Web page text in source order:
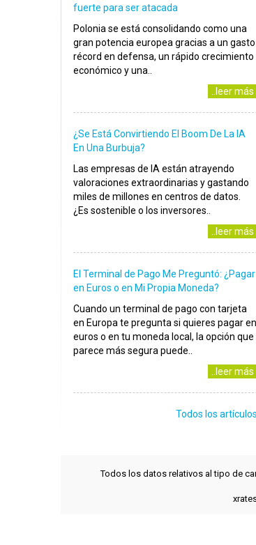
fuerte para ser atacada
Polonia se está consolidando como una
gran potencia europea gracias a un gasto
récord en defensa, un rápido crecimiento
económico y una..
..leer más
¿Se Está Convirtiendo El Boom De La IA
En Una Burbuja?
Las empresas de IA están atrayendo
valoraciones extraordinarias y gastando
miles de millones en centros de datos.
¿Es sostenible o los inversores..
..leer más
El Terminal de Pago Me Preguntó: ¿Pagar
en Euros o en Mi Propia Moneda?
Cuando un terminal de pago con tarjeta
en Europa te pregunta si quieres pagar en
euros o en tu moneda local, la opción que
parece más segura puede..
..leer más
Todos los artículos
Todos los datos relativos al tipo de